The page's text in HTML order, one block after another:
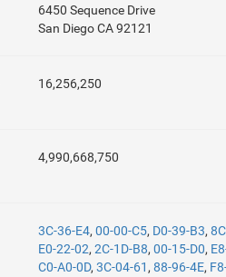
6450 Sequence Drive
San Diego CA 92121
16,256,250
4,990,668,750
3C-36-E4,00-00-C5, D0-39-B3,
E0-22-02,2C-1D-B8,00-15-D0,
C0-A0-0D,3C-04-61 ,88-96-4E,